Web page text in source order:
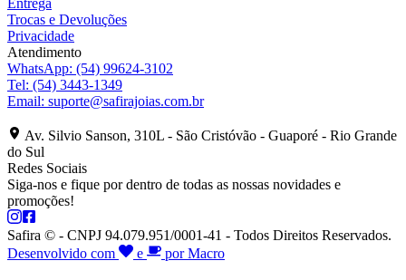
Trocas e Devoluções
Privacidade
Atendimento
WhatsApp: (54) 99624-3102
Tel: (54) 3443-1349
Email: suporte@safirajoias.com.br
Av. Silvio Sanson, 310L - São Cristóvão - Guaporé - Rio Grande
do Sul
Redes Sociais
Siga-nos e fique por dentro de todas as nossas novidades e
promoções!
Safira © - CNPJ 94.079.951/0001-41 - Todos Direitos Reservados.
Desenvolvido com
e por Macro